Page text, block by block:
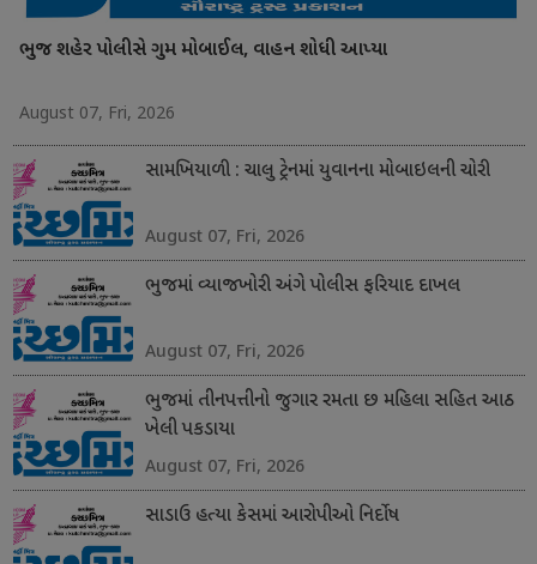
ભુજ શહેર પોલીસે ગુમ મોબાઈલ, વાહન શોધી આપ્યા
August 07, Fri, 2026
સામખિયાળી : ચાલુ ટ્રેનમાં યુવાનના મોબાઇલની ચોરી
August 07, Fri, 2026
ભુજમાં વ્યાજખોરી અંગે પોલીસ ફરિયાદ દાખલ
August 07, Fri, 2026
ભુજમાં તીનપત્તીનો જુગાર રમતા છ મહિલા સહિત આઠ
ખેલી પકડાયા
August 07, Fri, 2026
સાડાઉ હત્યા કેસમાં આરોપીઓ નિર્દોષ